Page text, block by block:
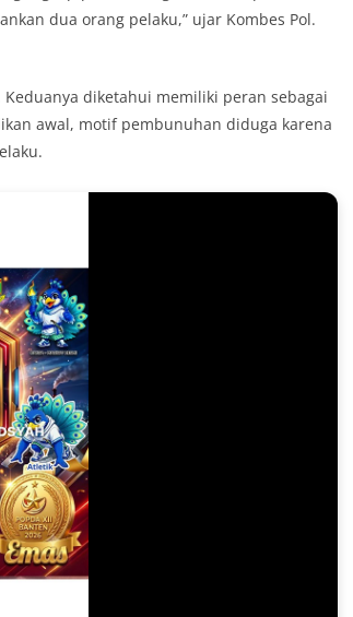
dua orang pelaku,” ujar Kombes Pol.
diketahui memiliki peran sebagai
awal, motif pembunuhan diduga karena